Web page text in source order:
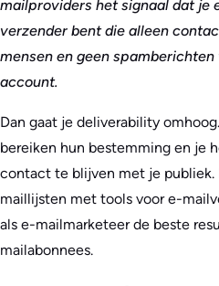
mailproviders het signaal dat je
verzender bent die alleen
mensen en geen
account.
Dan gaat je deliverability
bereiken hun bestemming en je
contact te blijven met je publiek.
maillijsten met tools voor e-
als e-mailmarketeer de beste
mailabonnees.